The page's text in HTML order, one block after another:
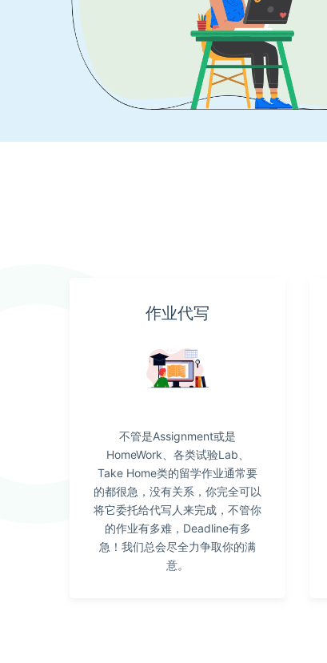
作业代写
不管是Assignment或是
HomeWork、各类试验Lab、
Take Home类的留学作业通常要
的都很急，没有关系，你完全可以
将它委托给代写人来完成，不管你
的作业有多难，Deadline有多
急！我们总会尽全力争取你的满
意。